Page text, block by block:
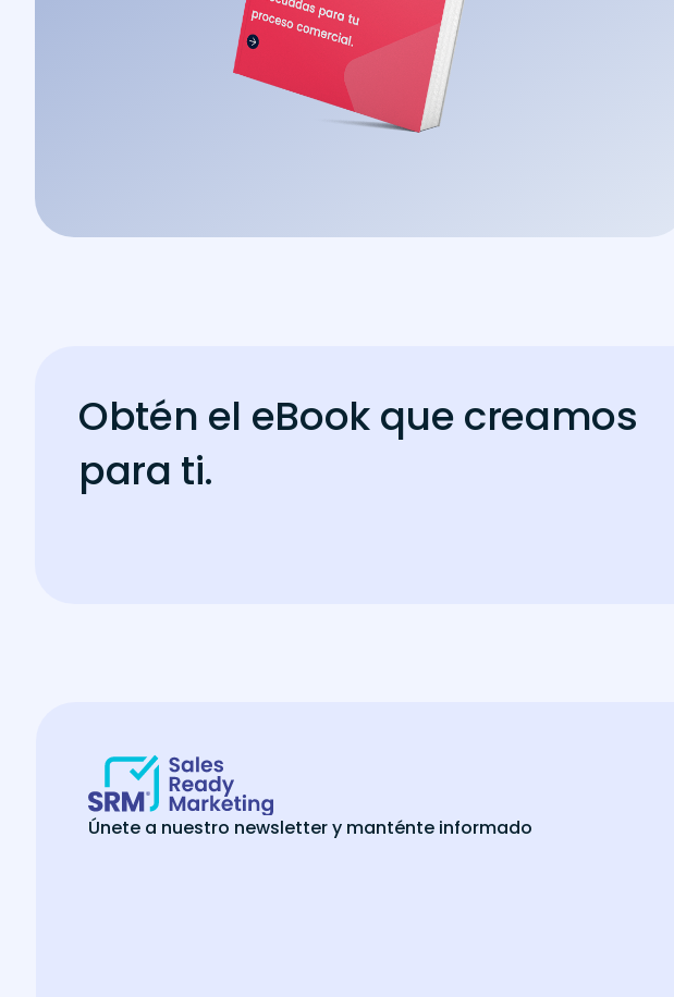
Obtén el eBook que creamos
para ti.
Únete a nuestro newsletter y manténte informado